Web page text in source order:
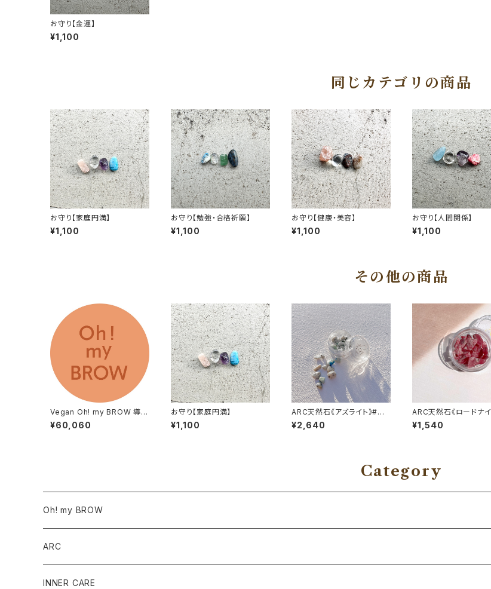
お守り【金運】
¥1,100
同じカテゴリの商品
お守り【家庭円満】
¥1,100
お守り【勉強・合格祈願】
¥1,100
お守り【健康・美容】
¥1,100
お守り【人間関係】
¥1,100
その他の商品
Vegan Oh! my BROW 導入
お申し込み※説明欄をご確認
ください
¥60,060
お守り【家庭円満】
¥1,100
ARC天然石《アズライト》#学
習能力の向上
¥2,640
ARC天然石《ロードナイ
関係の修復
¥1,540
Category
Oh! my BROW
サロン導入商品
ワックス商品
ARC
SET
INNER CARE